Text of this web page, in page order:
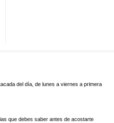
del día, de lunes a viernes a primera
que debes saber antes de acostarte